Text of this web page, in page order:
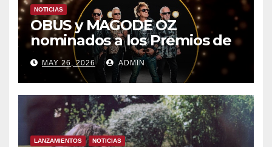
NOTICIAS
OBUS y MAGODE OZ
nominados a los Premios de
la Academia de la Música de
España- Esta noche en La 2
MAY 26, 2026 ADMIN
LANZAMIENTOS NOTICIAS